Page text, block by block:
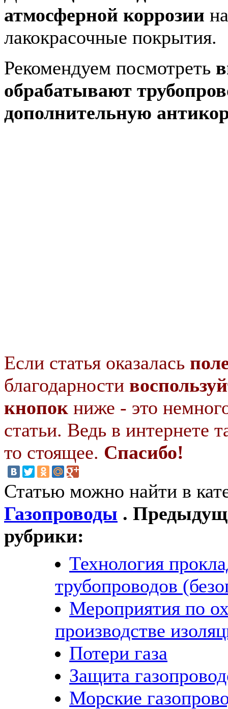
атмосферной коррозии
лакокрасочные покрытия.
Рекомендуем посмотреть
обрабатывают
дополнительную
Если статья оказалась
благодарности
кнопок ниже - это
статьи. Ведь в интернете
то стоящее. Спасибо!
Статью можно найти в
Газопроводы .
рубрики:
Технология
трубопроводов
Мероприятия по
производстве
Потери газа
Защита
Морские